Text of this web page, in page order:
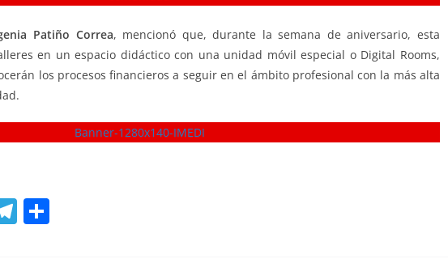
Patiño Correa, mencionó que, durante la semana de aniversario, esta
en un espacio didáctico con una unidad móvil especial o Digital Rooms,
los procesos financieros a seguir en el ámbito profesional con la más alta
T